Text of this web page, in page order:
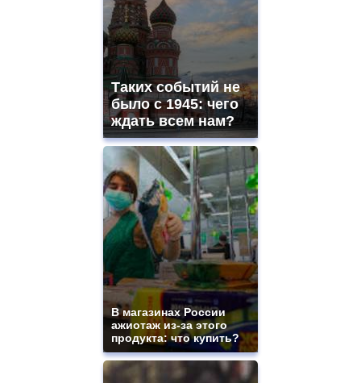
Таких событий не
было с 1945: чего
ждать всем нам?
В магазинах России
ажиотаж из-за этого
продукта: что купить?